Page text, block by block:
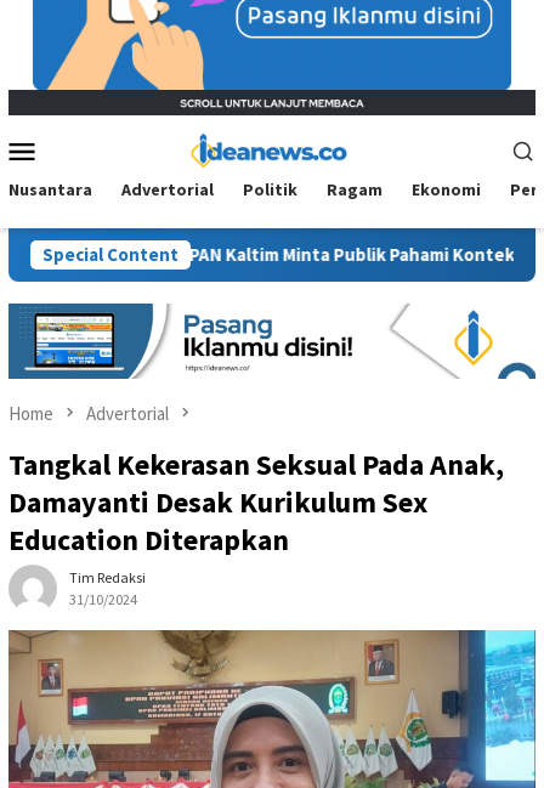
Menu
Nusantara Advertorial Politik Ragam Ekonomi
Special Content
BM PAN Kaltim Minta Publik Pahami Konteks Pidato
Home Advertorial
Tangkal Kekerasan Seksual Pada Anak,
Damayanti Desak Kurikulum Sex
Education Diterapkan
Tim Redaksi
31/10/2024